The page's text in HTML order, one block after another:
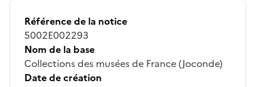
Référence de la notice
5002E002293
Nom de la base
Collections des musées de France (Joconde)
Date de création